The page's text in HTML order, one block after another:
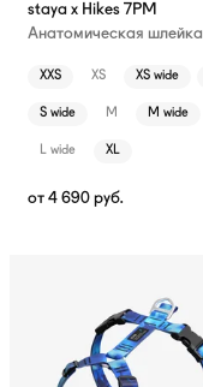
staya x Hikes 7PM
Анатомическая шлейка
XXS XS XS wide
S wide M M wide
L wide XL
от 4 690 руб.